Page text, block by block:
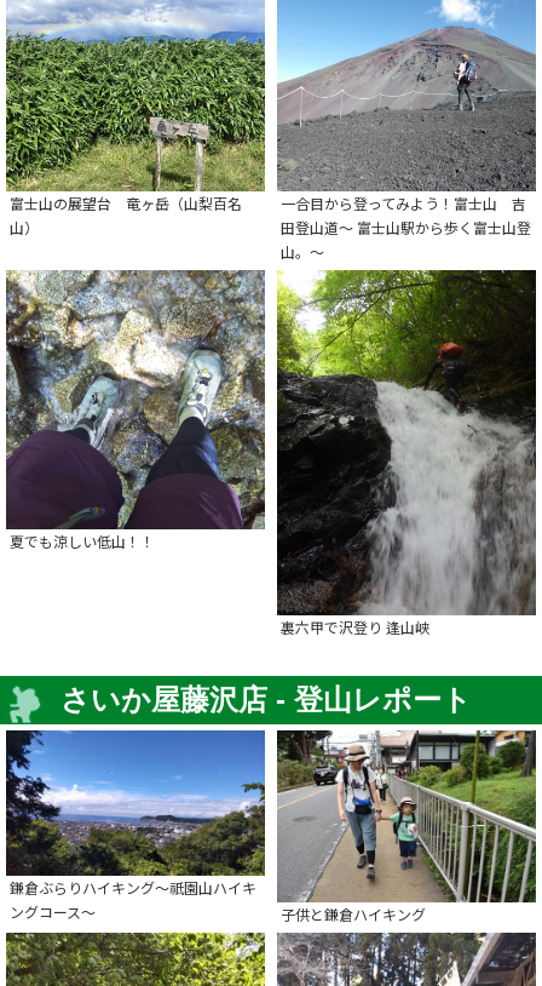
富士山の展望台 竜ヶ岳（山梨百名
山）
一合目から登ってみよう！富士山 吉
田登山道～ 富士山駅から歩く富士山登
山。～
夏でも涼しい低山！！
裏六甲で沢登り 逢山峡
さいか屋藤沢店 - 登山レポート
鎌倉ぶらりハイキング～祇園山ハイキ
ングコース～
子供と鎌倉ハイキング